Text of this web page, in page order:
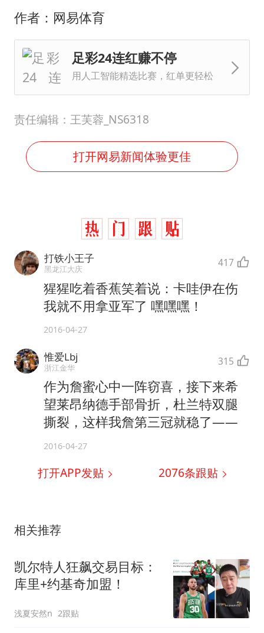
作者：网易体育
足彩24连红赚不停
用人工智能精选比赛，红单更轻松
责任编辑：王芙蓉_NS6318
打开网易新闻体验更佳
打铁小王子
黑龙江大庆 417
猩猩吃着香蕉笑着说：卡哇伊在伤
我就不用拿亚军了 嘿嘿嘿！
2016-04-27
惟爱Lbj
浙江金华 315
作为詹蜜心中一阵窃喜，接下来希
望莱昂纳德手部骨折，杜兰特双腿
撕裂，这样我詹第三冠就稳了——
2016-04-27
打开APP发贴 2076条跟贴
相关推荐
凯尔特人狂飙交易目标：
库里+约基奇加盟！
浅夏安然n 2跟贴